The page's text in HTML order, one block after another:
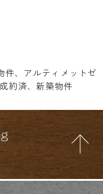
徒歩5分と、非常に好
号
室
件、 アルティメットゼ
成約済、 新築物件